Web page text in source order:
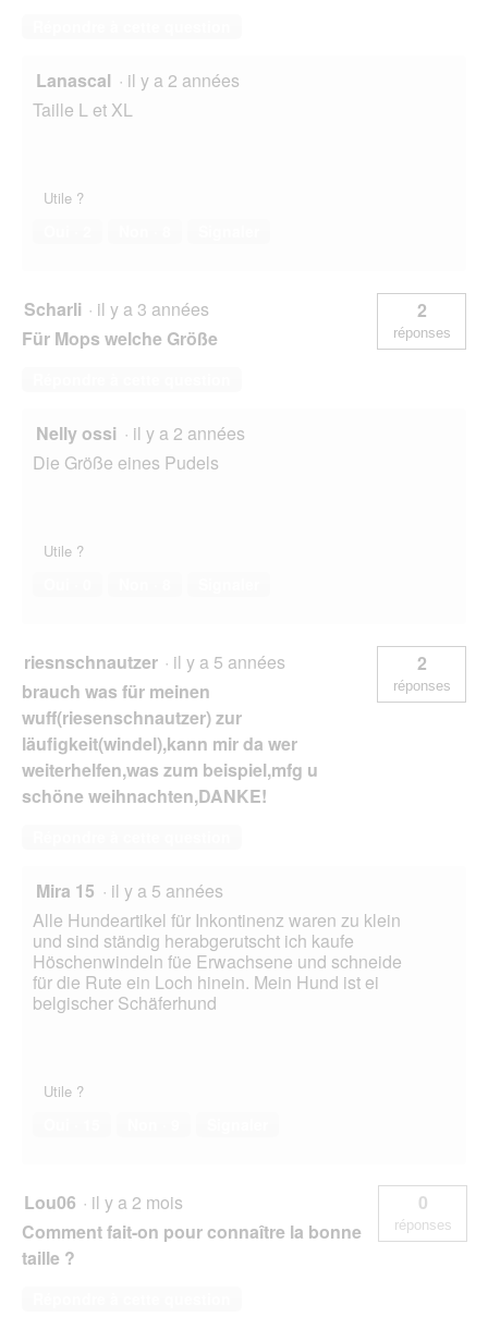
Lanascal · il y a 2 années
Taille L et XL
Utile ?
Scharli · il y a 3 années
Für Mops welche Größe
2
réponses
Nelly ossi · il y a 2 années
Die Größe eines Pudels
Utile ?
riesnschnautzer · il y a 5 années
brauch was für meinen
wuff(riesenschnautzer) zur
läufigkeit(windel),kann mir da wer
weiterhelfen,was zum beispiel,mfg u
schöne weihnachten,DANKE!
2
réponses
Mira 15 · il y a 5 années
Alle Hundeartikel für Inkontinenz waren zu klein
und sind ständig herabgerutscht ich kaufe
Höschenwindeln füe Erwachsene und schneide
für die Rute ein Loch hinein. Mein Hund ist ei
belgischer Schäferhund
Utile ?
Lou06 · il y a 2 mois
Comment fait-on pour connaître la bonne
taille ?
0
réponses